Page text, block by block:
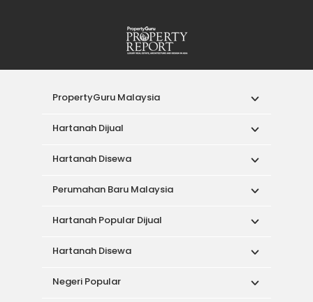
PropertyGuru Malaysia
Hartanah Dijual
Hartanah Disewa
Perumahan Baru Malaysia
Hartanah Popular Dijual
Hartanah Disewa
Negeri Popular